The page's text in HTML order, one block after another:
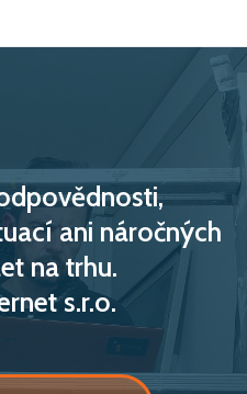
ani náročných
na trhu.
s.r.o.